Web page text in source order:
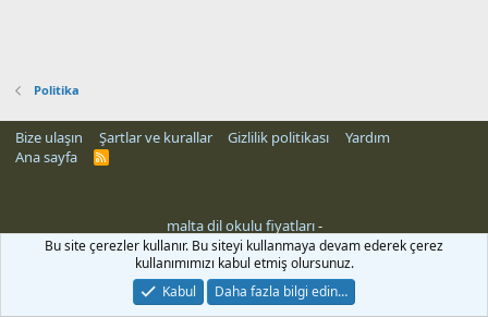
Politika
Bize ulaşın Şartlar ve kurallar Gizlilik politikası
Yardım
Ana sayfa
R
malta dil okulu fiyatları-
Bu site çerezler kullanır. Bu siteyi kullanmaya devam ederek çerez
kullanımımızı kabul etmiş olursunuz.
Kabul
Daha fazla bilgi edin…